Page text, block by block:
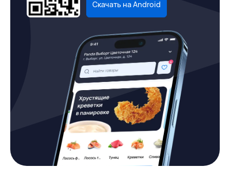
Скачать на Android